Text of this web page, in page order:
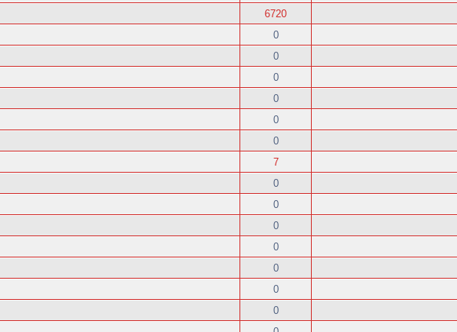
6720
0
0
0
0
0
0
7
0
0
0
0
0
0
0